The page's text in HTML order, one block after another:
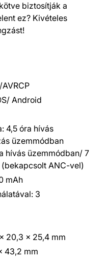
biztosítják a
ez? Kivételes
Android
4,5 óra hívás
üzemmódban
hívás üzemmódban/ 7
ANC-vel)
mAh
3
20,3 x 25,4 mm
43,2 mm